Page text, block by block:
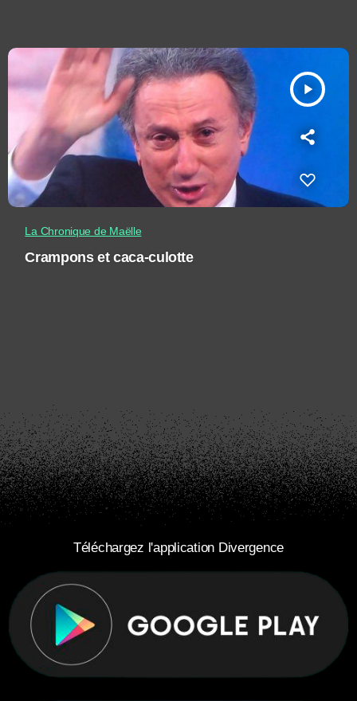
play_arrow
La Chronique de Maëlle
Crampons et caca-culotte
Téléchargez l'application Divergence